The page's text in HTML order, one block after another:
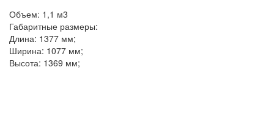
Объем: 1,1 м3
Габаритные размеры:
Длина: 1377 мм;
Ширина: 1077 мм;
Высота: 1369 мм;